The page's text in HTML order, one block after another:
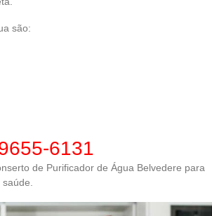
são:
6131
de Purificador de Água Belvedere para